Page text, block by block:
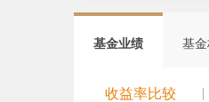
基金业绩 基
收益率比较